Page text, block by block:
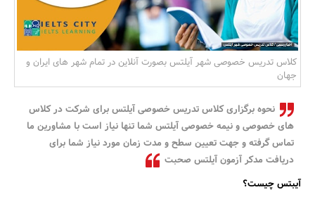
کلاس تدریس خصوصی شهر آیلتس بصورت آنلاین در تمام شهر های ایران و
جهان
نحوه برگزاری کلاس تدریس خصوصی آیلتس برای شرکت در کلاس
های خصوصی و نیمه خصوصی آیلتس شما تنها نیاز است با مشاورین ما
تماس گرفته و جهت تعیین سطح و مدت زمان مورد نیاز شما برای
دریافت مدکر آزمون آیلتس صحبت
آیبتس چیست؟